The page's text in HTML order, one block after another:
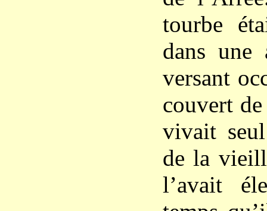
tourbe
dans une
versant
couvert
vivait
de la
l’avait